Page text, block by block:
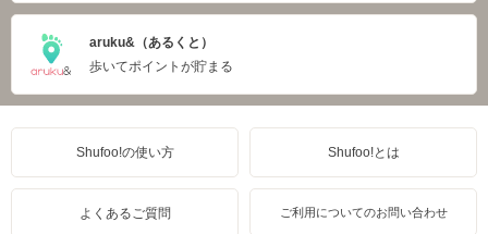
aruku&（あるくと）
歩いてポイントが貯まる
Shufoo!の使い方 Shufoo!とは
よくあるご質問 ご利用についてのお問い合わせ